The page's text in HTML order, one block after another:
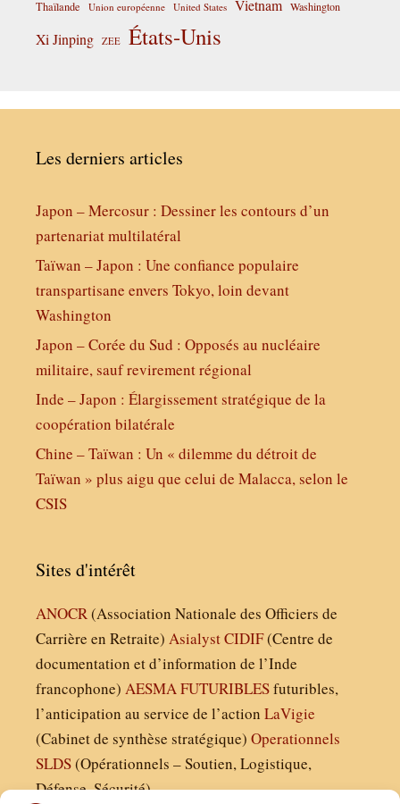
Thaïlande Union européenne United States Vietnam Washington
Xi Jinping ZEE États-Unis
Les derniers articles
Japon – Mercosur : Dessiner les contours d’un
partenariat multilatéral
Taïwan – Japon : Une confiance populaire
transpartisane envers Tokyo, loin devant
Washington
Japon – Corée du Sud : Opposés au nucléaire
militaire, sauf revirement régional
Inde – Japon : Élargissement stratégique de la
coopération bilatérale
Chine – Taïwan : Un « dilemme du détroit de
Taïwan » plus aigu que celui de Malacca, selon le
CSIS
Sites d'intérêt
ANOCR(Association Nationale des Officiers de
Carrière en Retraite) AsialystCIDIF(Centre de
documentation et d’information de l’Inde
francophone) AESMAFUTURIBLESfuturibles,
l’anticipation au service de l’action LaVigie
(Cabinet de synthèse stratégique) Operationnels
SLDS(Opérationnels – Soutien, Logistique,
Défense, Sécurité)